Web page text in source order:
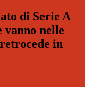
di Serie A
vanno nelle
in